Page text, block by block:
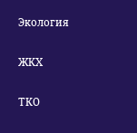
Экология
ЖКХ
ТКО